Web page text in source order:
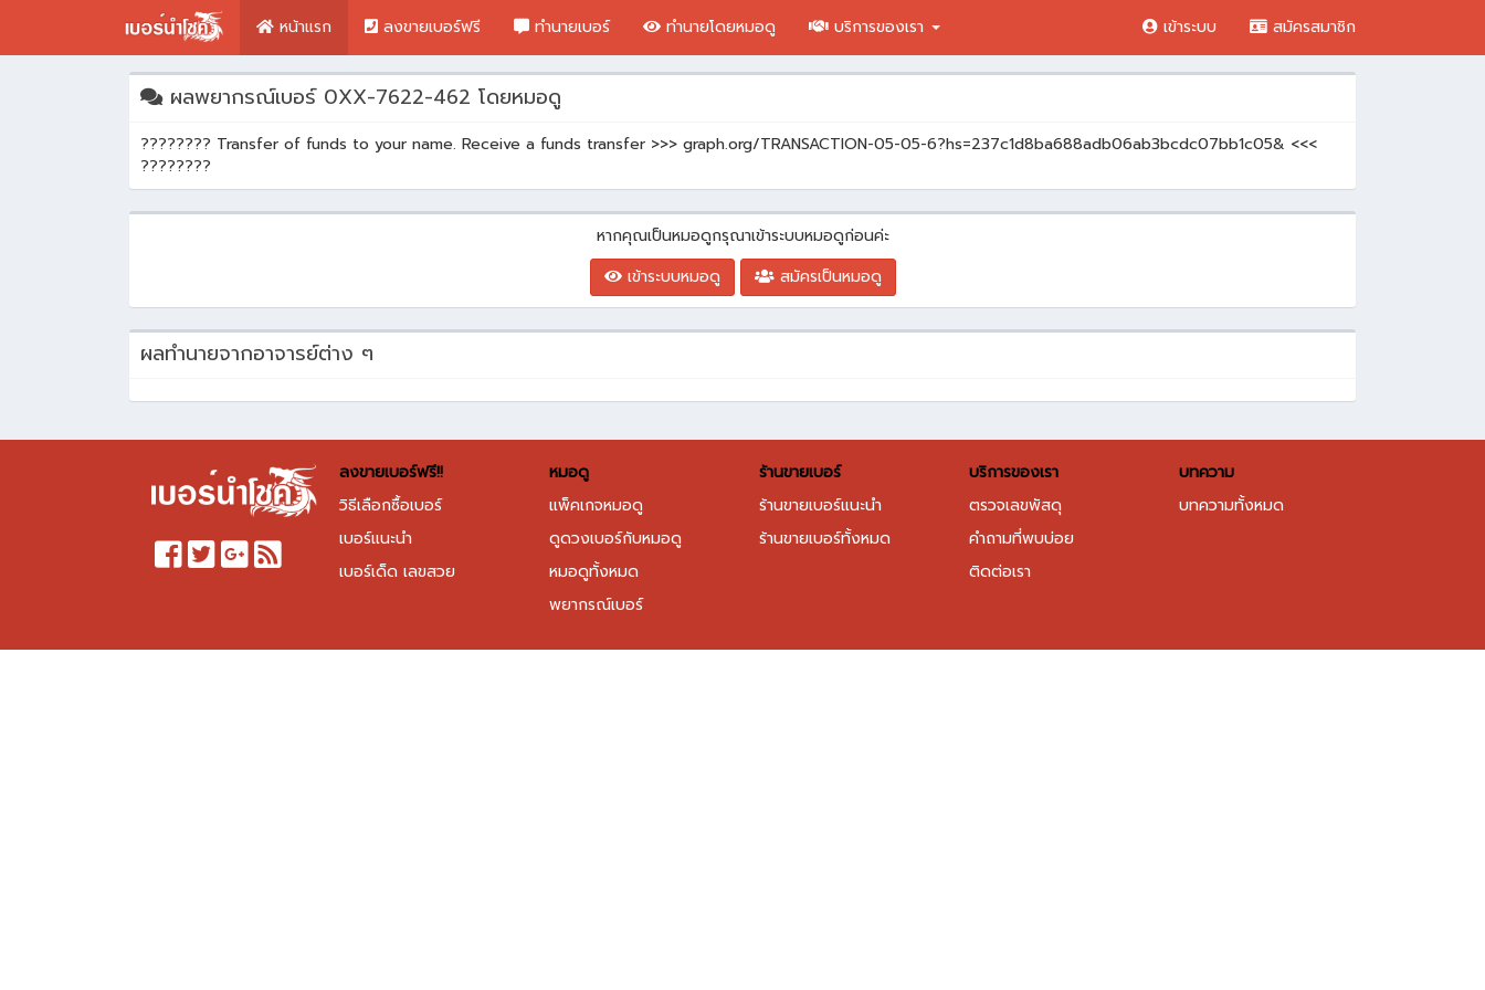
หน้าแรก ลงขายเบอร์ฟรี ทำนายเบอร์ ทำนายโดยหมอดู บริการของเรา เข้าระบบ สมัครสมาชิก
ผลพยากรณ์เบอร์ 0XX-7622-462 โดยหมอดู
???????? Transfer of funds to your name. Receive a funds transfer >>> graph.org/TRANSACTION-05-05-6?hs=237c1d8ba688adb06ab3bcdc07bb1c05& <<<
????????
หากคุณเป็นหมอดูกรุณาเข้าระบบหมอดูก่อนค่ะ
เข้าระบบหมอดู
สมัครเป็นหมอดู
ผลทำนายจากอาจารย์ต่าง ๆ
ลงขายเบอร์ฟรี!!
วิธีเลือกซื้อเบอร์
เบอร์แนะนำ
เบอร์เด็ด เลขสวย
หมอดู
แพ็คเกจหมอดู
ดูดวงเบอร์กับหมอดู
หมอดูทั้งหมด
พยากรณ์เบอร์
ร้านขายเบอร์
ร้านขายเบอร์แนะนำ
ร้านขายเบอร์ทั้งหมด
บริการของเรา
ตรวจเลขพัสดุ
คำถามที่พบบ่อย
ติดต่อเรา
บทความ
บทความทั้งหมด